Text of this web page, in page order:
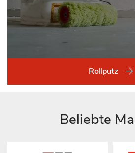
Rollputz
Beliebte